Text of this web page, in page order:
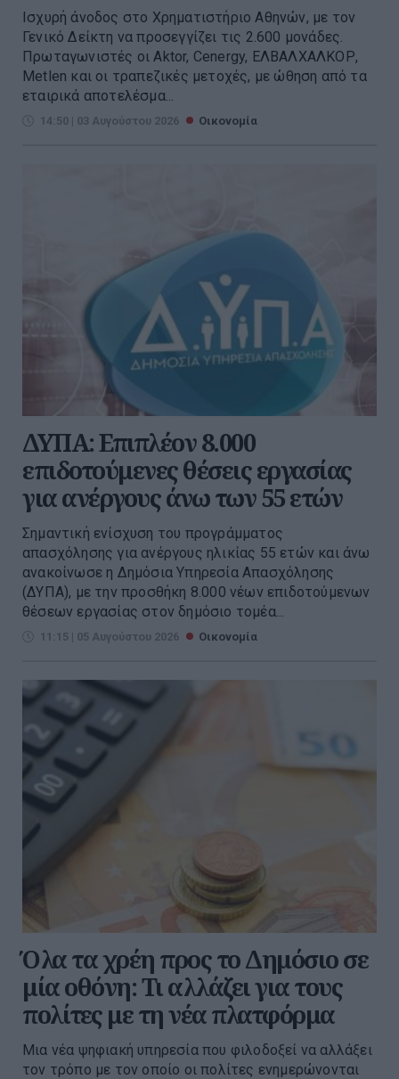
Ισχυρή άνοδος στο Χρηματιστήριο Αθηνών, με τον
Γενικό Δείκτη να προσεγγίζει τις 2.600 μονάδες.
Πρωταγωνιστές οι Aktor, Cenergy, ΕΛΒΑΛΧΑΛΚΟΡ,
Metlen και οι τραπεζικές μετοχές, με ώθηση από τα
εταιρικά αποτελέσμα...
14:50 | 03 Αυγούστου 2026 Οικονομία
ΔΥΠΑ: Επιπλέον 8.000
επιδοτούμενες θέσεις εργασίας
για ανέργους άνω των 55 ετών
Σημαντική ενίσχυση του προγράμματος
απασχόλησης για ανέργους ηλικίας 55 ετών και άνω
ανακοίνωσε η Δημόσια Υπηρεσία Απασχόλησης
(ΔΥΠΑ), με την προσθήκη 8.000 νέων επιδοτούμενων
θέσεων εργασίας στον δημόσιο τομέα...
11:15 | 05 Αυγούστου 2026 Οικονομία
Όλα τα χρέη προς το Δημόσιο σε
μία οθόνη: Τι αλλάζει για τους
πολίτες με τη νέα πλατφόρμα
Μια νέα ψηφιακή υπηρεσία που φιλοδοξεί να αλλάξει
τον τρόπο με τον οποίο οι πολίτες ενημερώνονται